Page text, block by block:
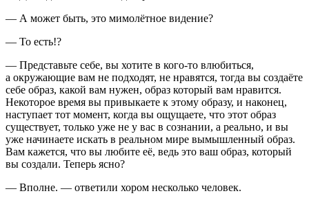
— А может быть, это мимолётное видение?
— То есть!?
— Представьте себе, вы хотите в кого-то влюбиться,
а окружающие вам не подходят, не нравятся, тогда вы создаёте
себе образ, какой вам нужен, образ который вам нравится.
Некоторое время вы привыкаете к этому образу, и наконец,
наступает тот момент, когда вы ощущаете, что этот образ
существует, только уже не у вас в сознании, а реально, и вы
уже начинаете искать в реальном мире вымышленный образ.
Вам кажется, что вы любите её, ведь это ваш образ, который
вы создали. Теперь ясно?
— Вполне. — ответили хором несколько человек.